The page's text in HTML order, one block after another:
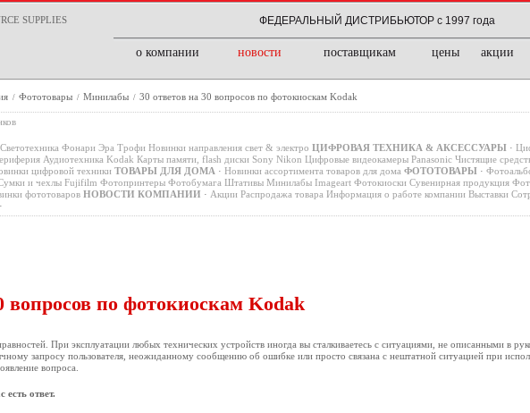
ФЕДЕРАЛЬНЫЙ ДИСТРИБЬЮТОР с 1997 года
о компании новости поставщикам цены акции
/ Фототовары / Минилабы / 30 ответов на 30 вопросов по фотокиоскам Kodak
Светотехника Фонари Эра Трофи Новинки направления свет & электро ЦИФРОВАЯ ТЕХНИКА & АКСЕССУАРЫ ·
Аудиотехника Kodak Карты памяти, flash диски Sony Nikon Цифровые видеокамеры Panasonic Чистящие
цифровой техники ТОВАРЫ ДЛЯ ДОМА · Новинки ассортимента товаров для дома ФОТОТОВАРЫ ·
и чехлы Fujifilm Фотопринтеры Фотобумага Штативы Минилабы Imageart Фотокиоски Сувенирная продукция
фототоваров НОВОСТИ КОМПАНИИ · Акции Распродажа товара Информация о работе компании Выставки
·
вопросов по фотокиоскам Kodak
При эксплуатации любых технических устройств иногда вы сталкиваетесь с ситуациями, не описанными в
запросу пользователя, неожиданному сообщению об ошибке или просто связана с нештатной ситуацией при
вопроса.
есть ответ.